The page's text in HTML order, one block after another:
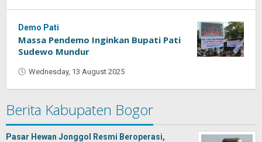
Demo Pati
Massa Pendemo Inginkan Bupati Pati
Sudewo Mundur
Wednesday, 13 August 2025
Berita Kabupaten Bogor
Pasar Hewan Jonggol Resmi Beroperasi,